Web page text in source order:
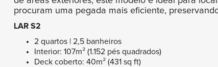
procuram uma pegada mais eficiente,
LAR S2
2 quartos | 2,5 banheiros
Interior: 107m² (1.152 pés quadrados)
Deck coberto: 40m² (431 sq ft)